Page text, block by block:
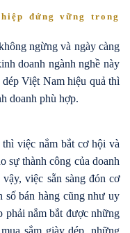
đứng vững trong
ngừng và ngày càng
doanh ngành nghề này
Việt Nam hiệu quả thì
doanh phù hợp.
việc nắm bắt cơ hội và
sự thành công của doanh
việc sẵn sàng đón cơ
số bán hàng cũng như uy
phải nắm bắt được những